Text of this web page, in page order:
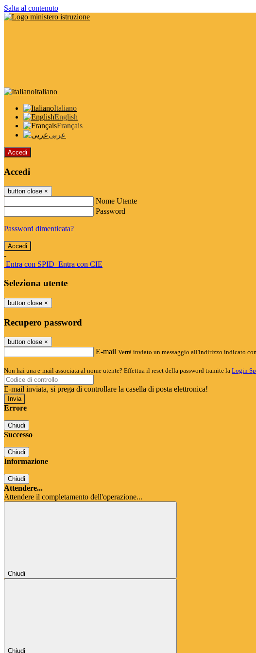
Salta al contenuto
Italiano
Italiano
English
Français
عربى
Accedi
Accedi
button close ×
Nome Utente
Password
Password dimenticata?
-
Entra con SPID Entra con CIE
Seleziona utente
button close ×
Recupero password
button close ×
E-mail Verrà inviato un messaggio all'indirizzo indicato
Non hai una e-mail associata al nome utente? Effettua il reset della password tramite la Login
E-mail inviata, si prega di controllare la casella di posta elettronica!
Errore
Chiudi
Successo
Chiudi
Informazione
Chiudi
Attendere...
Attendere il completamento dell'operazione...
Chiudi
Chiudi